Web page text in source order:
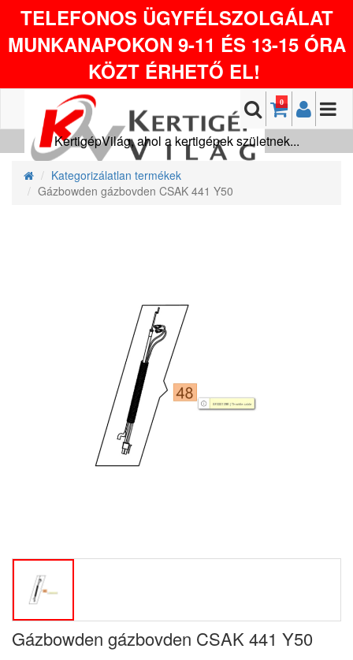
TELEFONOS ÜGYFÉLSZOLGÁLAT
MUNKANAPOKON 9-11 ÉS 13-15 ÓRA
KÖZT ÉRHETŐ EL!
0
KertigépVilág, ahol a kertigépek születnek...
Kategorizálatlan termékek
Gázbowden gázbovden CSAK 441 Y50
Gázbowden gázbovden CSAK 441 Y50